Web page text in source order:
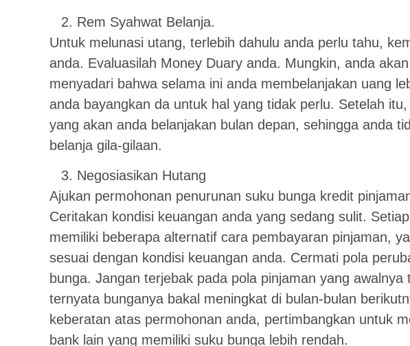
Rem Syahwat Belanja.
Untuk melunasi utang, terlebih dahulu anda perlu tahu,
anda. Evaluasilah Money Duary anda. Mungkin, anda
menyadari bahwa selama ini anda membelanjakan uang
anda bayangkan da untuk hal yang tidak perlu. Setelah
yang akan anda belanjakan bulan depan, sehingga anda
belanja gila-gilaan.
Negosiasikan Hutang
Ajukan permohonan penurunan suku bunga kredit
Ceritakan kondisi keuangan anda yang sedang sulit.
memiliki beberapa alternatif cara pembayaran pinjaman,
sesuai dengan kondisi keuangan anda. Cermati pola
bunga. Jangan terjebak pada pola pinjaman yang awalnya
ternyata bunganya bakal meningkat di bulan-bulan
keberatan atas permohonan anda, pertimbangkan untuk
bank lain yang memiliki suku bunga lebih rendah.